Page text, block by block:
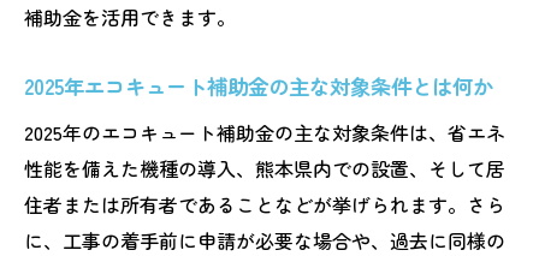
基準
熊本県省エネ家電補助金の活用事例と注意
事項
エコキュート導入時の省エネ性能比較のコ
ツ
補助金を活用できます。
2025年エコキュート補助金の主な対象条件とは何か
2025年のエコキュート補助金の主な対象条件は、省エネ
性能を備えた機種の導入、熊本県内での設置、そして居
住者または所有者であることなどが挙げられます。さら
に、工事の着手前に申請が必要な場合や、過去に同様の